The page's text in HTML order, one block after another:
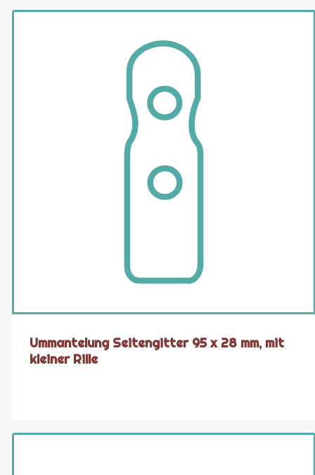
Ummantelung Seitengitter 95 x 28 mm, mit
kleiner Rille